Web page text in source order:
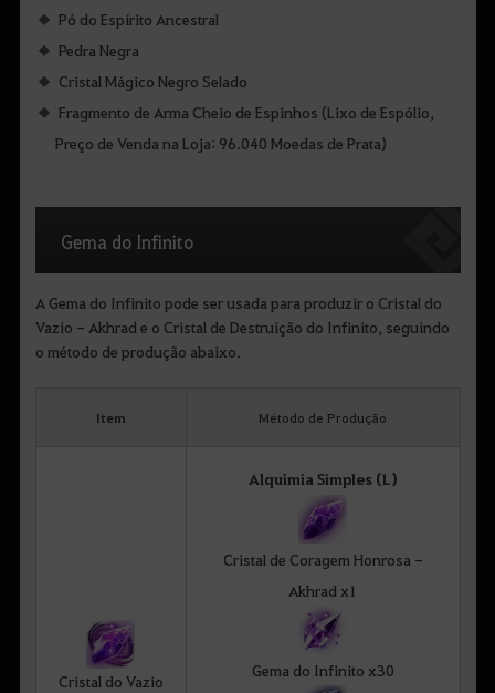
Pó do Espírito Ancestral
Pedra Negra
Cristal Mágico Negro Selado
Fragmento de Arma Cheio de Espinhos (Lixo de Espólio,
Preço de Venda na Loja: 96.040 Moedas de Prata)
Gema do Infinito
A Gema do Infinito pode ser usada para produzir o Cristal do
Vazio - Akhrad e o Cristal de Destruição do Infinito, seguindo
o método de produção abaixo.
Item Método de Produção
Cristal do Vazio
Alquimia Simples (L)
Cristal de Coragem Honrosa -
Akhrad x1
Gema do Infinito x30